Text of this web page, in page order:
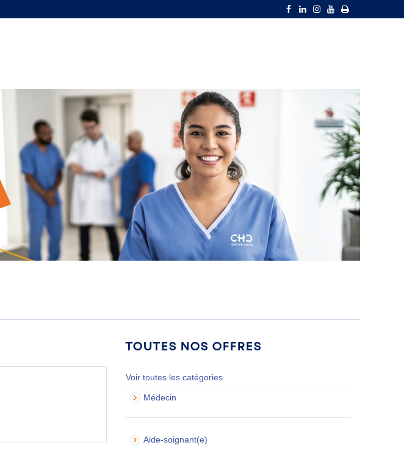
Toutes nos offres
Voir toutes les catégories
Médecin
Aide-soignant(e)